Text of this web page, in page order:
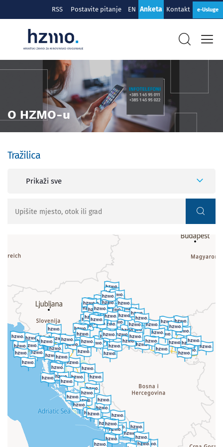
RSS Postavite pitanje EN Anketa Kontakt e-Usluge
O HZMO-u
Tražilica
Prikaži sve